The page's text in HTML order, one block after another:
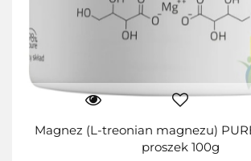
Magnez (L-treonian magnezu)
proszek 100g